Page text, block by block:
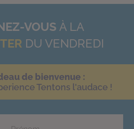
VOUS À LA
DU VENDREDI
de bienvenue :
Tentons l'audace !